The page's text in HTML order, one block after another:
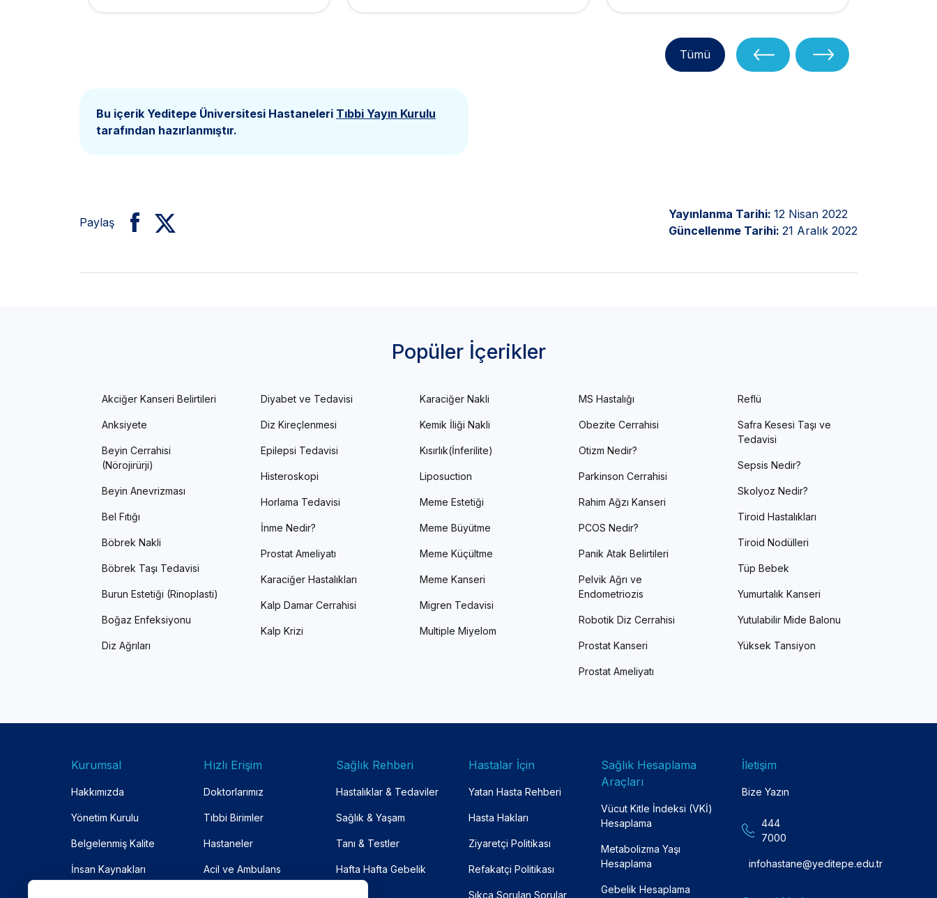
Tümü
Bu içerik Yeditepe Üniversitesi Hastaneleri Tıbbi Yayın Kurulu
tarafından hazırlanmıştır.
Paylaş
Yayınlanma Tarihi: 12 Nisan 2022
Güncellenme Tarihi: 21 Aralık 2022
Popüler İçerikler
Akciğer Kanseri Belirtileri
Anksiyete
Beyin Cerrahisi
(Nörojirürji)
Beyin Anevrizması
Bel Fıtığı
Böbrek Nakli
Böbrek Taşı Tedavisi
Burun Estetiği (Rinoplasti)
Boğaz Enfeksiyonu
Diz Ağrıları
Diyabet ve Tedavisi
Diz Kireçlenmesi
Epilepsi Tedavisi
Histeroskopi
Horlama Tedavisi
İnme Nedir?
Prostat Ameliyatı
Karaciğer Hastalıkları
Kalp Damar Cerrahisi
Kalp Krizi
Karaciğer Nakli
Kemik İliği Nakli
Kısırlık(İnferilite)
Liposuction
Meme Estetiği
Meme Büyütme
Meme Küçültme
Meme Kanseri
Migren Tedavisi
Multiple Miyelom
MS Hastalığı
Obezite Cerrahisi
Otizm Nedir?
Parkinson Cerrahisi
Rahim Ağzı Kanseri
PCOS Nedir?
Panik Atak Belirtileri
Pelvik Ağrı ve
Endometriozis
Robotik Diz Cerrahisi
Prostat Kanseri
Prostat Ameliyatı
Reflü
Safra Kesesi Taşı ve
Tedavisi
Sepsis Nedir?
Skolyoz Nedir?
Tiroid Hastalıkları
Tiroid Nodülleri
Tüp Bebek
Yumurtalık Kanseri
Yutulabilir Mide Balonu
Yüksek Tansiyon
Kurumsal
Hakkımızda
Yönetim Kurulu
Belgelenmiş Kalite
İnsan Kaynakları
Hızlı Erişim
Doktorlarımız
Tıbbi Birimler
Hastaneler
Acil ve Ambulans
Sağlık Rehberi
Hastalıklar & Tedaviler
Sağlık & Yaşam
Tanı & Testler
Hafta Hafta Gebelik
Hastalar İçin
Yatan Hasta Rehberi
Hasta Hakları
Ziyaretçi Politikası
Refakatçi Politikası
Sıkça Sorulan Sorular
Sağlık Hesaplama
Araçları
Vücut Kitle İndeksi (VKİ)
Hesaplama
Metabolizma Yaşı
Hesaplama
Gebelik Hesaplama
İletişim
Bize Yazın
444
7000
infohastane@yeditepe.edu.tr